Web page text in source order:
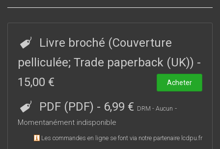
productions de l’imaginaire, ses romans, hybrides et pluriels,
fantasy
. Les articles rassemblés dans ce volume
témoignent de l’étonnante variété d’une œuvre où science et
poésie conjuguent constamment leurs savoirs et leurs
effets. Ils mettent en lumière le regard panoramique que
Rosny a voulu porter sur l’histoire de l’humanité, de ses
Livre broché (Couverture
pelliculée; Trade paperback (UK)) -
15,00 €
Acheter
PDF (PDF) - 6,99 € DRM - Aucun -
Momentanément indisponible
Les commandes en ligne se font via notre partenaire lcdpu.fr